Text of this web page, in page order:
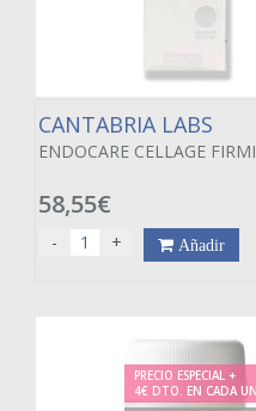
CANTABRIA LABS
ENDOCARE CELLAGE
58,55€
- + Añadir
PRECIO ESPECIAL +
4€ DTO. EN CADA